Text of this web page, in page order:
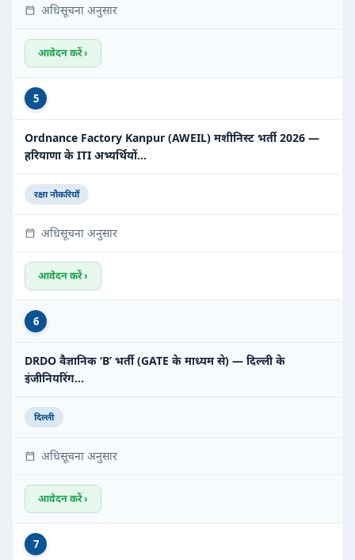
अधिसूचना अनुसार
आवेदन करें ›
5
Ordnance Factory Kanpur (AWEIL) मशीनिस्ट भर्ती 2026 —
हरियाणा के ITI अभ्यर्थियों…
रक्षा नौकरियाँ
अधिसूचना अनुसार
आवेदन करें ›
6
DRDO वैज्ञानिक ‘B’ भर्ती (GATE के माध्यम से) — दिल्ली के
इंजीनियरिंग…
दिल्ली
अधिसूचना अनुसार
आवेदन करें ›
7